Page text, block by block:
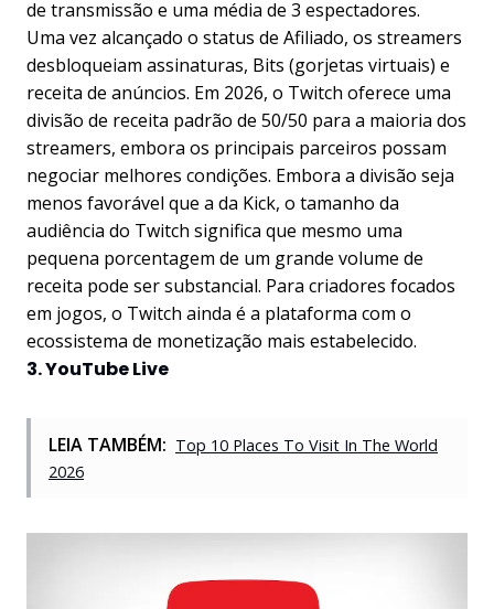
de transmissão e uma média de 3 espectadores.
Uma vez alcançado o status de Afiliado, os streamers
desbloqueiam assinaturas, Bits (gorjetas virtuais) e
receita de anúncios. Em 2026, o Twitch oferece uma
divisão de receita padrão de 50/50 para a maioria dos
streamers, embora os principais parceiros possam
negociar melhores condições. Embora a divisão seja
menos favorável que a da Kick, o tamanho da
audiência do Twitch significa que mesmo uma
pequena porcentagem de um grande volume de
receita pode ser substancial. Para criadores focados
em jogos, o Twitch ainda é a plataforma com o
ecossistema de monetização mais estabelecido.
3. YouTube Live
LEIA TAMBÉM: Top 10 Places To Visit In The World
2026